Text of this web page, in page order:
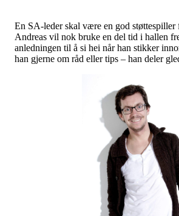
En SA-leder skal være en god støttespiller
Andreas vil nok bruke en del tid i hallen
anledningen til å si hei når han stikker
han gjerne om råd eller tips – han deler